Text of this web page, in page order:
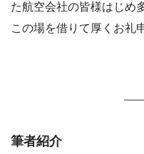
た航空会社の皆様はじめ
この場を借りて厚くお礼
筆者紹介